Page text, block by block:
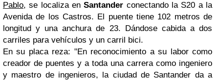
Pablo, se localiza enSantander conectando la S20 a la
Avenida de los Castros. El puente tiene 102 metros de
longitud y una anchura de 23. Dándose cabida a dos
carriles para vehículos y un carril bici.
En su placa reza: "En reconocimiento a su labor como
creador de puentes y a toda una carrera como ingeniero
y maestro de ingenieros, la ciudad de Santander da a